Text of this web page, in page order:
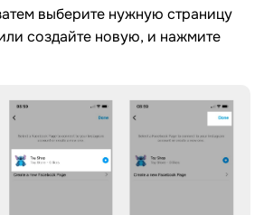
выберите нужную страницу
создайте новую, и нажмите